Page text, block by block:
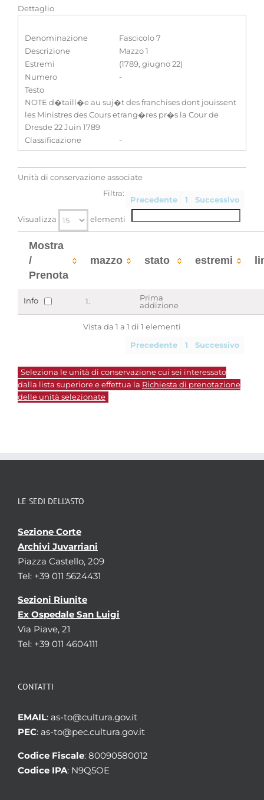
Dettaglio
Denominazione
Fascicolo 7
Descrizione
Mazzo 1
Estremi
(1789, giugno 22)
Numero
-
Testo
NOTE d�taill�e au suj�t des franchises dont jouissent
les Ministres des Cours etrang�res pr�s la Cour de
Dresde 22 Juin 1789
Classificazione
-
Unità di conservazione associate
Precedente 1 Successivo
Visualizza elementi
Filtra:
Mostra
/
Prenota
mazzo stato estremi
Info 1.
Prima
addizione
Vista da 1 a 1 di 1 elementi
Precedente 1 Successivo
Seleziona le unità di conservazione cui sei interessato
dalla lista superiore e effettua la Richiesta di prenotazione
delle unità selezionate
LE SEDI DELL’ASTO
Sezione Corte
Archivi Juvarriani
Piazza Castello, 209
Tel: +39 011 5624431
Sezioni Riunite
Ex Ospedale San Luigi
Via Piave, 21
Tel: +39 011 4604111
CONTATTI
EMAIL: as-to@cultura.gov.it
PEC: as-to@pec.cultura.gov.it
Codice Fiscale: 80090580012
Codice IPA: N9Q5OE